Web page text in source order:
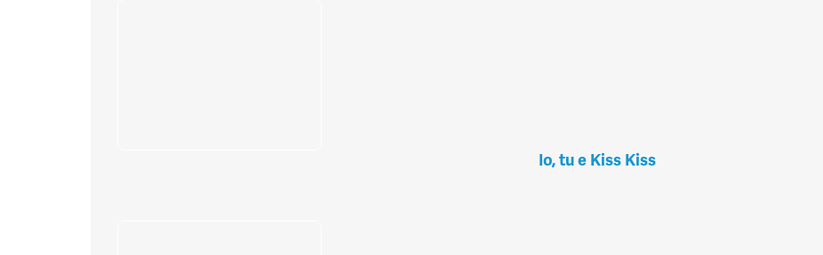
Io, tu e Kiss Kiss